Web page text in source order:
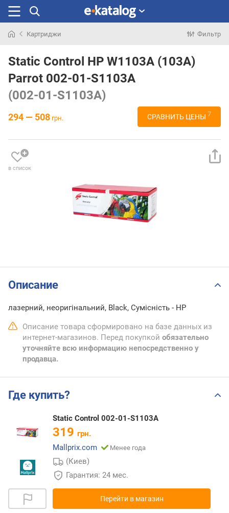
раньше
Картриджи Фильтр
Static Control HP W1103A (103A)
Parrot 002-01-S1103A
(002-01-S1103A)
294 — 508 грн. СРАВНИТЬ ЦЕНЫ 7
в список
Описание
лазерний, неоригінальний, Black, Сумісність - HP
Описание товара сформировано на базе данных из
интернет-магазинов. Перед покупкой обязательно
уточняйте всю информацию непосредственно у
продавца.
Где купить?
Static Control 002-01-S1103A
319 грн.
Mallprix.com
Менее года
(Киев)
Гарантия: 24 мес.
Перейти в магазин